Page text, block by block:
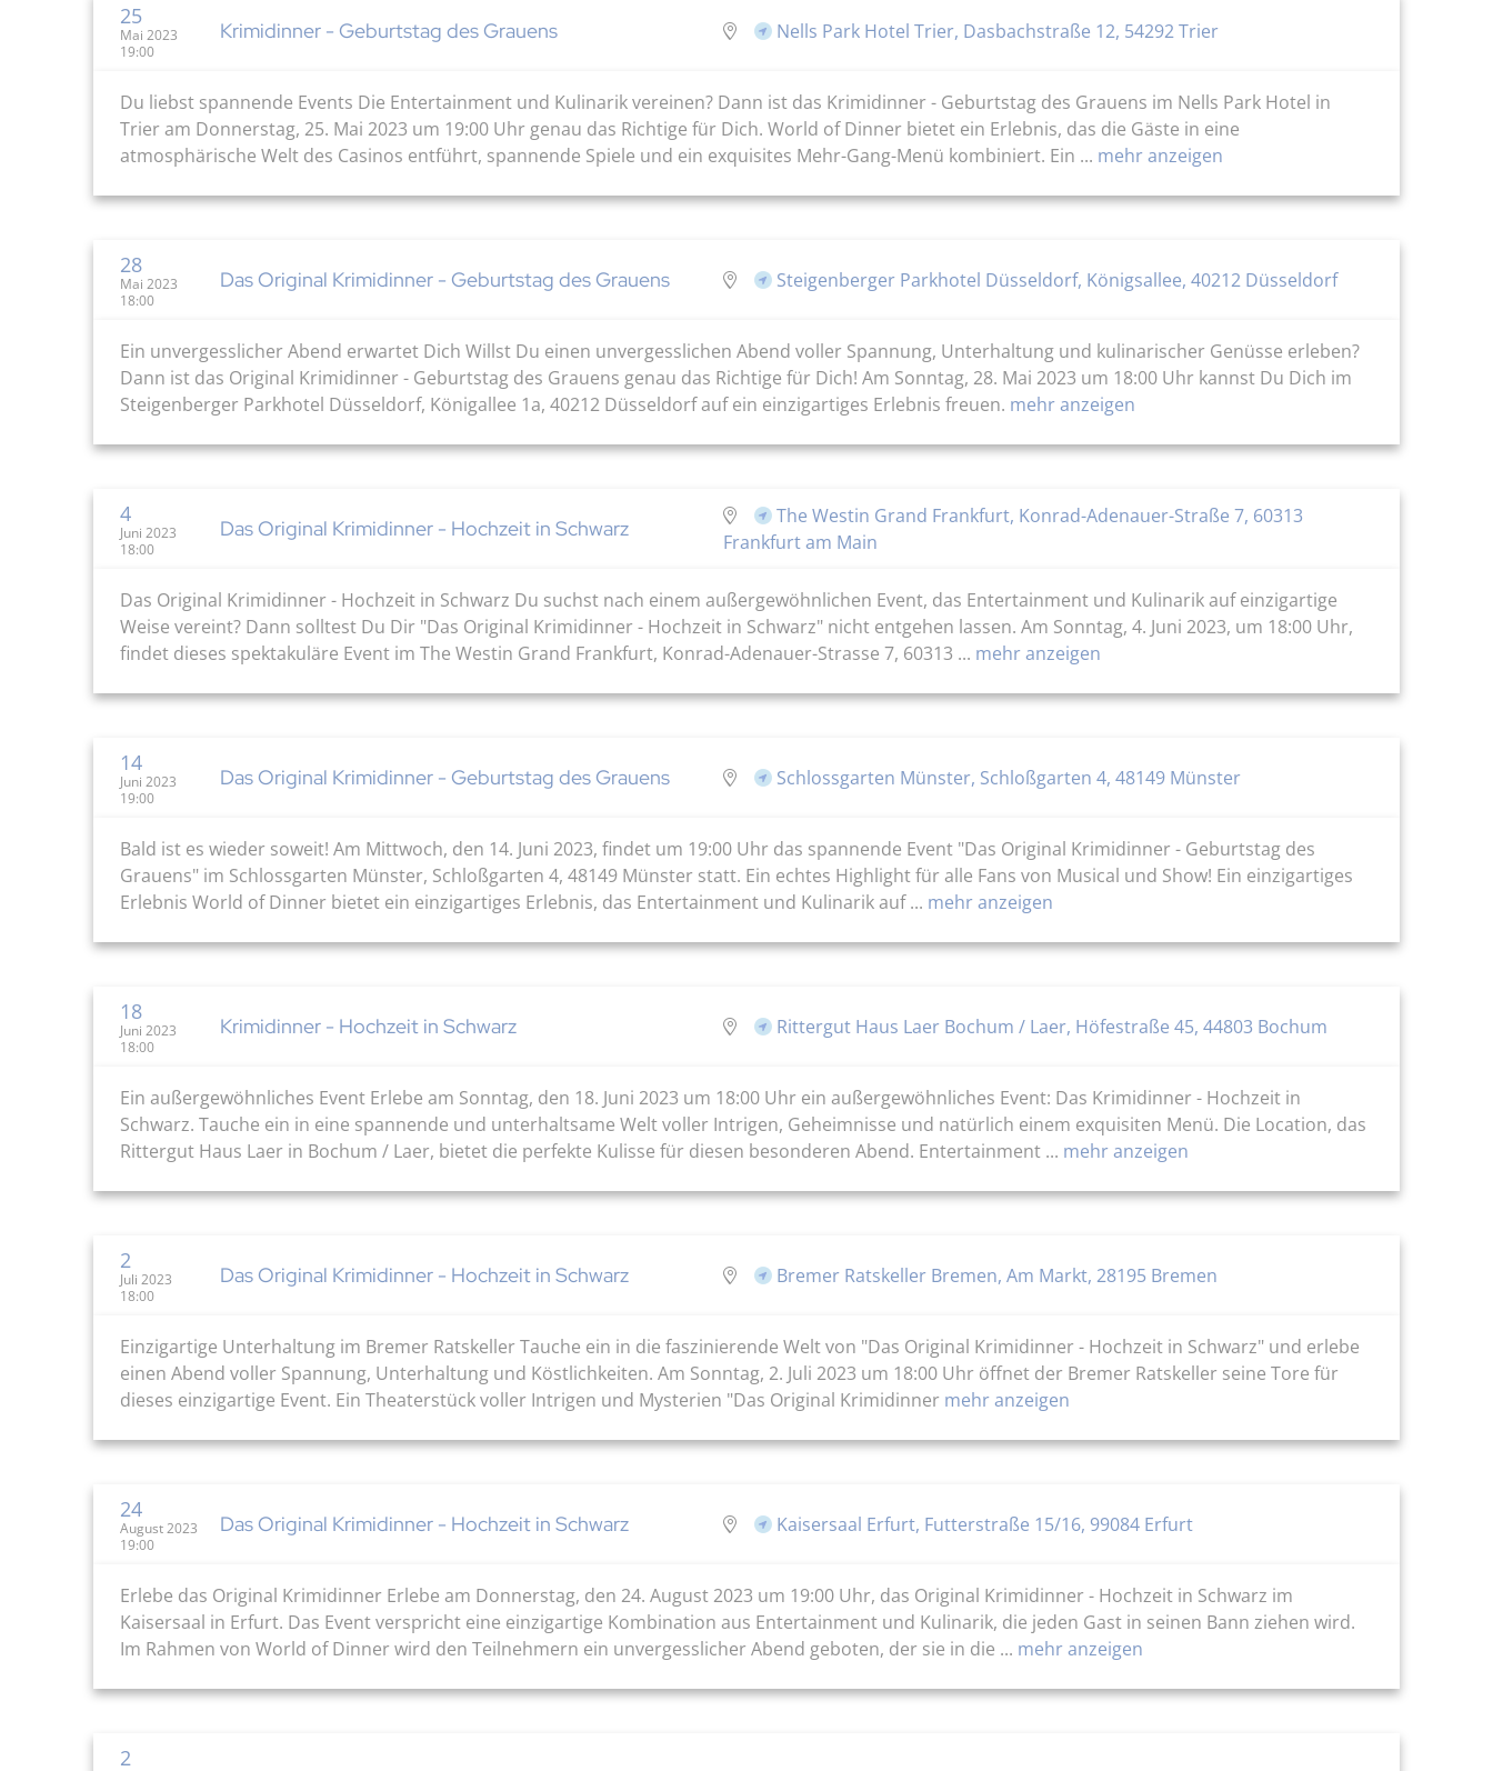
25
Mai 2023
19:00
Krimidinner - Geburtstag des Grauens Nells Park Hotel Trier, Dasbachstraße 12, 54292 Trier
Du liebst spannende Events Die Entertainment und Kulinarik vereinen? Dann ist das Krimidinner - Geburtstag des Grauens im Nells Park Hotel in
Trier am Donnerstag, 25. Mai 2023 um 19:00 Uhr genau das Richtige für Dich. World of Dinner bietet ein Erlebnis, das die Gäste in eine
atmosphärische Welt des Casinos entführt, spannende Spiele und ein exquisites Mehr-Gang-Menü kombiniert. Ein ... mehr anzeigen
28
Mai 2023
18:00
Das Original Krimidinner - Geburtstag des Grauens Steigenberger Parkhotel Düsseldorf, Königsallee, 40212 Düsseldorf
Ein unvergesslicher Abend erwartet Dich Willst Du einen unvergesslichen Abend voller Spannung, Unterhaltung und kulinarischer Genüsse erleben?
Dann ist das Original Krimidinner - Geburtstag des Grauens genau das Richtige für Dich! Am Sonntag, 28. Mai 2023 um 18:00 Uhr kannst Du Dich im
Steigenberger Parkhotel Düsseldorf, Königallee 1a, 40212 Düsseldorf auf ein einzigartiges Erlebnis freuen. mehr anzeigen
4
Juni 2023
18:00
Das Original Krimidinner - Hochzeit in Schwarz
The Westin Grand Frankfurt, Konrad-Adenauer-Straße 7, 60313
Frankfurt am Main
Das Original Krimidinner - Hochzeit in Schwarz Du suchst nach einem außergewöhnlichen Event, das Entertainment und Kulinarik auf einzigartige
Weise vereint? Dann solltest Du Dir "Das Original Krimidinner - Hochzeit in Schwarz" nicht entgehen lassen. Am Sonntag, 4. Juni 2023, um 18:00 Uhr,
findet dieses spektakuläre Event im The Westin Grand Frankfurt, Konrad-Adenauer-Strasse 7, 60313 ... mehr anzeigen
14
Juni 2023
19:00
Das Original Krimidinner - Geburtstag des Grauens Schlossgarten Münster, Schloßgarten 4, 48149 Münster
Bald ist es wieder soweit! Am Mittwoch, den 14. Juni 2023, findet um 19:00 Uhr das spannende Event "Das Original Krimidinner - Geburtstag des
Grauens" im Schlossgarten Münster, Schloßgarten 4, 48149 Münster statt. Ein echtes Highlight für alle Fans von Musical und Show! Ein einzigartiges
Erlebnis World of Dinner bietet ein einzigartiges Erlebnis, das Entertainment und Kulinarik auf ... mehr anzeigen
18
Juni 2023
18:00
Krimidinner - Hochzeit in Schwarz Rittergut Haus Laer Bochum / Laer, Höfestraße 45, 44803 Bochum
Ein außergewöhnliches Event Erlebe am Sonntag, den 18. Juni 2023 um 18:00 Uhr ein außergewöhnliches Event: Das Krimidinner - Hochzeit in
Schwarz. Tauche ein in eine spannende und unterhaltsame Welt voller Intrigen, Geheimnisse und natürlich einem exquisiten Menü. Die Location, das
Rittergut Haus Laer in Bochum / Laer, bietet die perfekte Kulisse für diesen besonderen Abend. Entertainment ... mehr anzeigen
2
Juli 2023
18:00
Das Original Krimidinner - Hochzeit in Schwarz Bremer Ratskeller Bremen, Am Markt, 28195 Bremen
Einzigartige Unterhaltung im Bremer Ratskeller Tauche ein in die faszinierende Welt von "Das Original Krimidinner - Hochzeit in Schwarz" und erlebe
einen Abend voller Spannung, Unterhaltung und Köstlichkeiten. Am Sonntag, 2. Juli 2023 um 18:00 Uhr öffnet der Bremer Ratskeller seine Tore für
dieses einzigartige Event. Ein Theaterstück voller Intrigen und Mysterien "Das Original Krimidinner mehr anzeigen
24
August 2023
19:00
Das Original Krimidinner - Hochzeit in Schwarz Kaisersaal Erfurt, Futterstraße 15/16, 99084 Erfurt
Erlebe das Original Krimidinner Erlebe am Donnerstag, den 24. August 2023 um 19:00 Uhr, das Original Krimidinner - Hochzeit in Schwarz im
Kaisersaal in Erfurt. Das Event verspricht eine einzigartige Kombination aus Entertainment und Kulinarik, die jeden Gast in seinen Bann ziehen wird.
Im Rahmen von World of Dinner wird den Teilnehmern ein unvergesslicher Abend geboten, der sie in die ... mehr anzeigen
2